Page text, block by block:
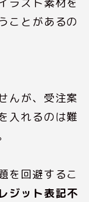
ことがあるの
んが、受注案
入れるのは難
を回避するこ
ジット表記不